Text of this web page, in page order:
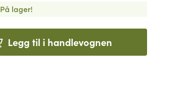
På lager!
Legg til i handlevognen